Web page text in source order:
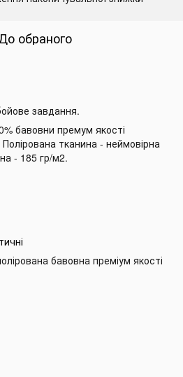
обраного
завдання.
бавовни премум якості
тканина - неймовірна
- 185 гр/м2.
бавовна преміум якості